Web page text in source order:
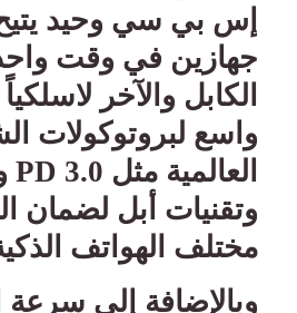
إس بي سي وحيد
جهازين في وقت
الكابل والآخر
واسع لبروتوكولات
العالمية مثل PD 3.0
وتقنيات أبل لضمان
مختلف الهواتف
وبالإضافة إلى